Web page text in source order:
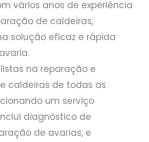
vários anos de experiência
de caldeiras,
solução eficaz e rápida
na reparação e
caldeiras de todas as
um serviço
diagnóstico de
de avarias, e